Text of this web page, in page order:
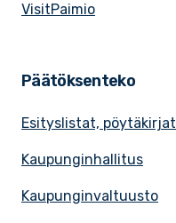
VisitPaimio
Päätöksenteko
Esityslistat, pöytäkirjat
Kaupunginhallitus
Kaupunginvaltuusto